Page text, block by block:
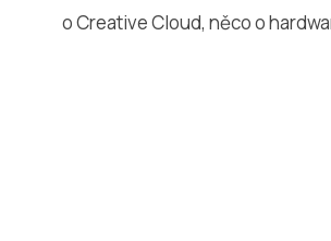
o Creative Cloud, něco o